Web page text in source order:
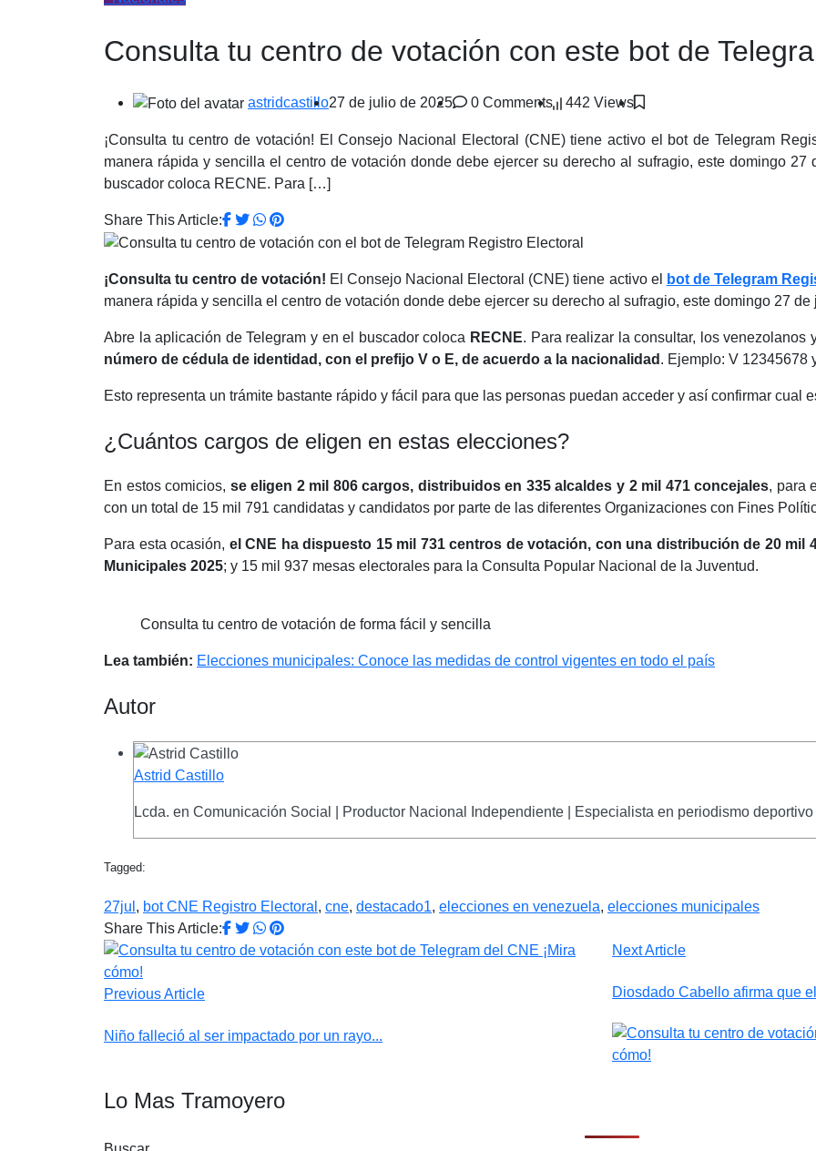
Consulta tu centro de votación con este bot de
astridcastillo27 de julio de 2025 0 Comments 442 Views
¡Consulta tu centro de votación! El Consejo Nacional Electoral (CNE) tiene activo el bot de Telegram
manera rápida y sencilla el centro de votación donde debe ejercer su derecho al sufragio, este domingo 27
buscador coloca RECNE. Para […]
Share This Article:
¡Consulta tu centro de votación! El Consejo Nacional Electoral (CNE) tiene activo el bot de Telegram
manera rápida y sencilla el centro de votación donde debe ejercer su derecho al sufragio, este domingo 27 de
Abre la aplicación de Telegram y en el buscador coloca RECNE. Para realizar la consultar, los venezolanos
número de cédula de identidad, con el prefijo V o E, de acuerdo a la nacionalidad . Ejemplo: V 12345678
Esto representa un trámite bastante rápido y fácil para que las personas puedan acceder y así confirmar cual
¿Cuántos cargos de eligen en estas elecciones?
En estos comicios, se eligen 2 mil 806 cargos, distribuidos en 335 alcaldes y 2 mil 471 concejales, para
con un total de 15 mil 791 candidatas y candidatos por parte de las diferentes Organizaciones con Fines
Para esta ocasión, el CNE ha dispuesto 15 mil 731 centros de votación, con una distribución de 20 mil
Municipales 2025; y 15 mil 937 mesas electorales para la Consulta Popular Nacional de la Juventud.
Consulta tu centro de votación de forma fácil y sencilla
Lea también: Elecciones municipales: Conoce las medidas de control vigentes en todo el país
Autor
Astrid Castillo
Lcda. en Comunicación Social | Productor Nacional Independiente | Especialista en periodismo
Tagged:
27jul , bot CNE Registro Electoral , cne, destacado1, elecciones en venezuela, elecciones municipales
Share This Article:
Previous Article
Niño falleció al ser impactado por un rayo...
Next Article
Diosdado Cabello afirma que
Lo Mas Tramoyero